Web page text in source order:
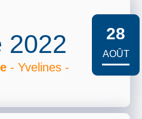
2022
- Yvelines -
28
AOÛT